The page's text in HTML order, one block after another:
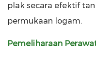
plak secara efektif
permukaan logam.
Pemeliharaan